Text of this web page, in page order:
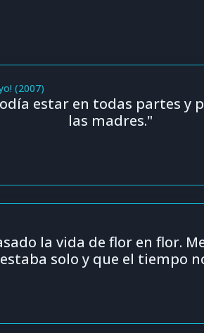
(2007)
estar en todas partes y
las madres."
la vida de flor en flor.
solo y que el tiempo